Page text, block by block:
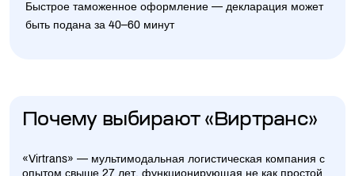
Быстрое таможенное оформление — декларация может
быть подана за 40–60 минут
Почему выбирают «Виртранс»
«Virtrans» — мультимодальная логистическая компания с
опытом свыше 27 лет, функционирующая не как простой